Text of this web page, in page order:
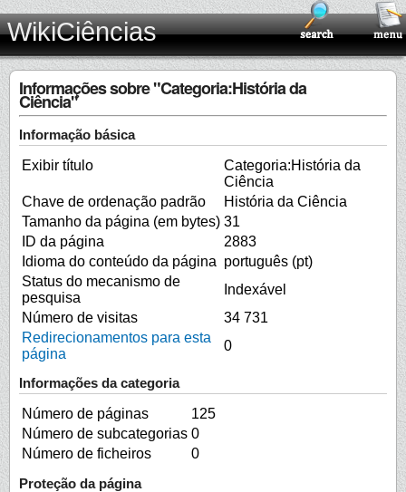
WikiCiências
Informações sobre "Categoria:História da
Ciência"
Informação básica
Exibir título
Categoria:História da
Ciência
Chave de ordenação padrão
História da Ciência
Tamanho da página (em bytes) 31
ID da página
2883
Idioma do conteúdo da página português (pt)
Status do mecanismo de
pesquisa
Indexável
Número de visitas
34 731
Redirecionamentos para esta
página
0
Informações da categoria
Número de páginas
125
Número de subcategorias 0
Número de ficheiros
0
Proteção da página